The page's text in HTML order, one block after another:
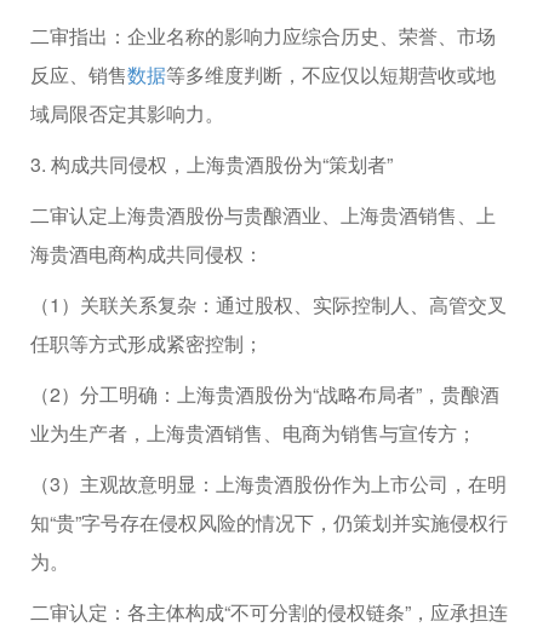
二审指出：企业名称的影响力应综合历史、荣誉、市场
反应、销售数据等多维度判断，不应仅以短期营收或地
域局限否定其影响力。
3. 构成共同侵权，上海贵酒股份为“策划者”
二审认定上海贵酒股份与贵酿酒业、上海贵酒销售、上
海贵酒电商构成共同侵权：
（1）关联关系复杂：通过股权、实际控制人、高管交叉
任职等方式形成紧密控制；
（2）分工明确：上海贵酒股份为“战略布局者”，贵酿酒
业为生产者，上海贵酒销售、电商为销售与宣传方；
（3）主观故意明显：上海贵酒股份作为上市公司，在明
知“贵”字号存在侵权风险的情况下，仍策划并实施侵权行
为。
二审认定：各主体构成“不可分割的侵权链条”，应承担连